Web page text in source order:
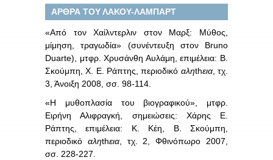
ΑΡΘΡΑ ΤΟΥ ΛΑΚΟΥ-ΛΑΜΠΑΡΤ
«Από τον Χαίλντερλιν στον Μαρξ: Μύθος,
μίμηση, τραγωδία» (συνέντευξη στον Bruno
Duarte), μτφρ. Χρυσάνθη Αυλάμη, επιμέλεια: Β.
Σκούμπη, Χ. Ε. Ράπτης, περιοδικό αληthεια, τχ.
3, Άνοιξη 2008, σσ. 98-114.
«Η μυθοπλασία του βιογραφικού», μτφρ.
Ειρήνη Αλιφραγκή, σημειώσεις: Χάρης Ε.
Ράπτης, επιμέλεια: Κ. Κέη, Β. Σκούμπη,
περιοδικό αληthεια, τχ. 2, Φθινόπωρο 2007,
σσ. 228-227.